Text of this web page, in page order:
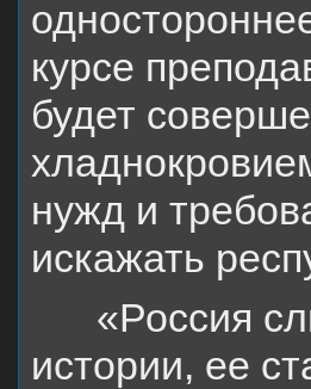
курсе
будет
нужд и
искажать
«Россия
истории, ее